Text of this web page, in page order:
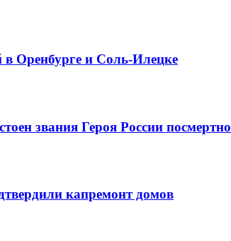
в Оренбурге и Соль-Илецке
звания Героя России посмертно
капремонт домов